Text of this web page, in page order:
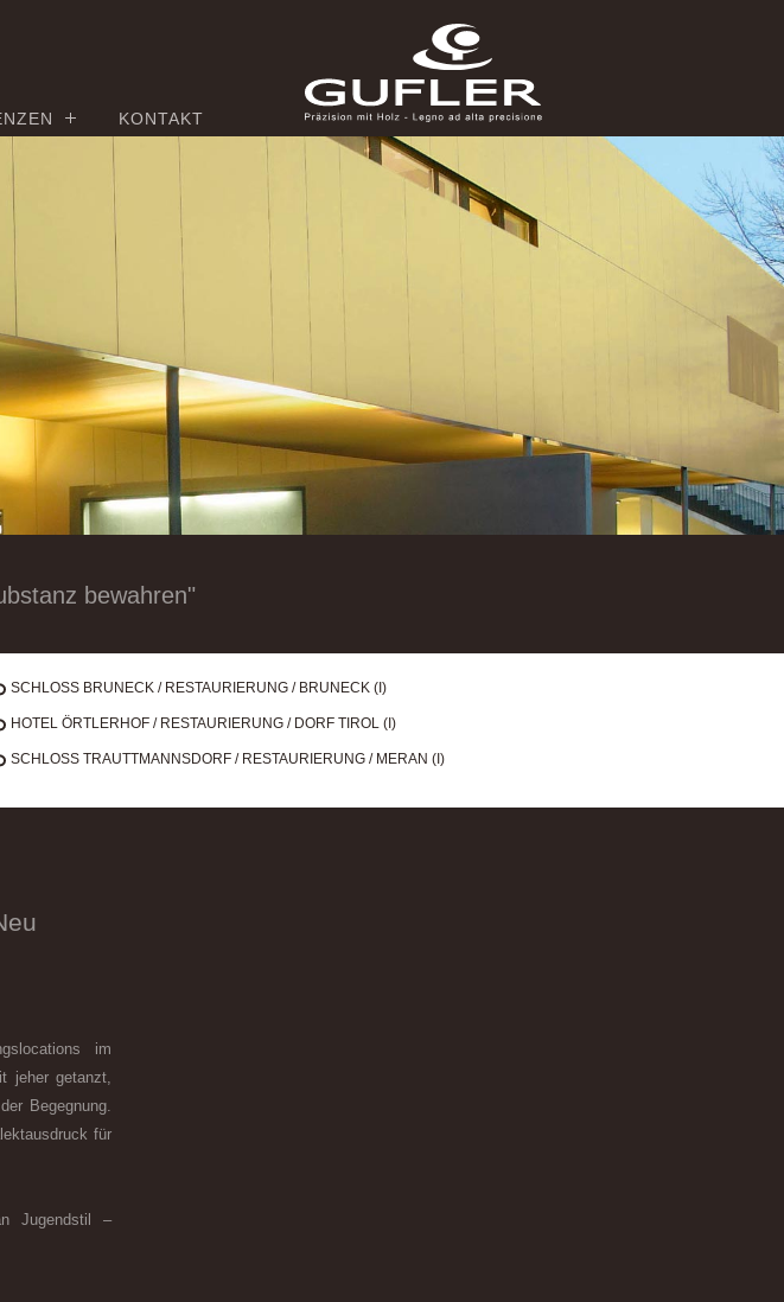
KONTAKT
bewahren"
SCHLOSS BRUNECK / RESTAURIERUNG / BRUNECK (I)
HOTEL ÖRTLERHOF / RESTAURIERUNG / DORF TIROL (I)
SCHLOSS TRAUTTMANNSDORF / RESTAURIERUNG / MERAN (I)
im
jeher getanzt,
Begegnung.
für
Jugendstil –